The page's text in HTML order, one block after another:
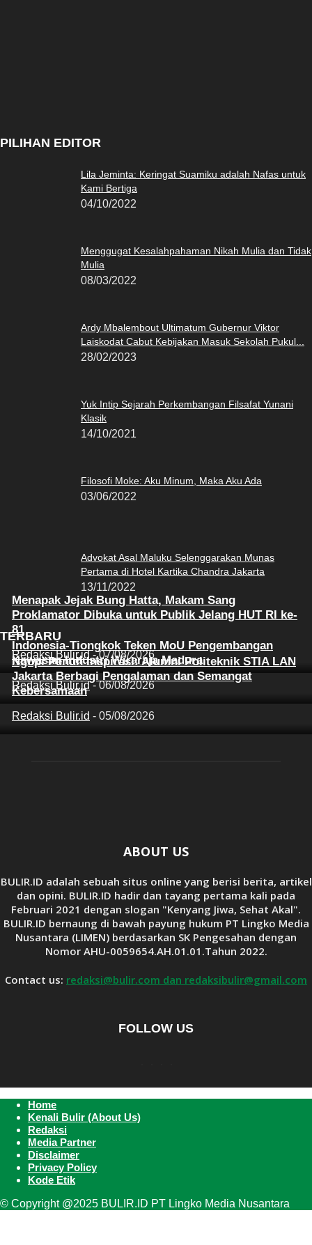
PILIHAN EDITOR
Lila Jeminta: Keringat Suamiku adalah Nafas untuk
Kami Bertiga
04/10/2022
Menggugat Kesalahpahaman Nikah Mulia dan Tidak
Mulia
08/03/2022
Ardy Mbalembout Ultimatum Gubernur Viktor
Laiskodat Cabut Kebijakan Masuk Sekolah Pukul...
28/02/2023
Yuk Intip Sejarah Perkembangan Filsafat Yunani
Klasik
14/10/2021
Filosofi Moke: Aku Minum, Maka Aku Ada
03/06/2022
Advokat Asal Maluku Selenggarakan Munas
Pertama di Hotel Kartika Chandra Jakarta
13/11/2022
TERBARU
Menapak Jejak Bung Hatta, Makam Sang
Proklamator Dibuka untuk Publik Jelang HUT RI ke-
81
Redaksi Bulir.id - 07/08/2026
Indonesia-Tiongkok Teken MoU Pengembangan
Kawasan Industri Wiraraja Madura
Redaksi Bulir.id - 06/08/2026
Ngopi Penuh Inspirasi: Alumni Politeknik STIA LAN
Jakarta Berbagi Pengalaman dan Semangat
Kebersamaan
Redaksi Bulir.id - 05/08/2026
ABOUT US
BULIR.ID adalah sebuah situs online yang berisi berita, artikel
dan opini. BULIR.ID hadir dan tayang pertama kali pada
Februari 2021 dengan slogan "Kenyang Jiwa, Sehat Akal".
BULIR.ID bernaung di bawah payung hukum PT Lingko Media
Nusantara (LIMEN) berdasarkan SK Pengesahan dengan
Nomor AHU-0059654.AH.01.01.Tahun 2022.
Contact us: redaksi@bulir.com dan redaksibulir@gmail.com
FOLLOW US
Home
Kenali Bulir (About Us)
Redaksi
Media Partner
Disclaimer
Privacy Policy
Kode Etik
© Copyright @2025 BULIR.ID PT Lingko Media Nusantara